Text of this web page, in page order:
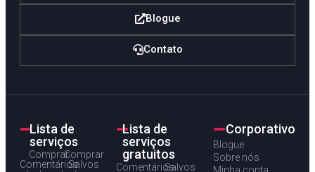
Blogue
Contato
Lista de
serviços
Comprar
Comentários
Comprar
Salvos
Lista de
serviços
gratuitos
ComentáriosSalvos
Corporativo
Blogue
Sobre nós